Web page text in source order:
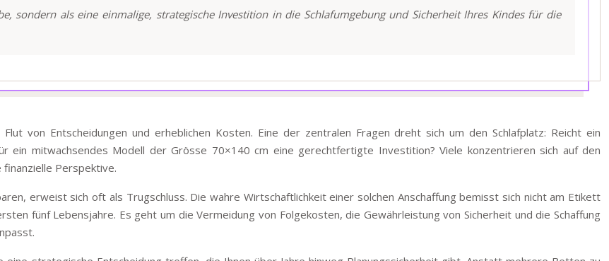
sondern als eine einmalige, strategische Investition in die Schlafumgebung und Sicherheit Ihres Kindes für die
von Entscheidungen und erheblichen Kosten. Eine der zentralen Fragen dreht sich um den Schlafplatz: Reicht ein
mitwachsendes Modell der Grösse 70×140 cm eine gerechtfertigte Investition? Viele konzentrieren sich auf den
Perspektive.
erweist sich oft als Trugschluss. Die wahre Wirtschaftlichkeit einer solchen Anschaffung bemisst sich nicht am Etikett
fünf Lebensjahre. Es geht um die Vermeidung von Folgekosten, die Gewährleistung von Sicherheit und die Schaffung